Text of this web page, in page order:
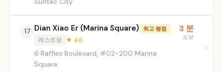
17 Dian Xiao Er (Marina Square) 최고 평점
레스토랑 ★ 4.6
6 Raffles Boulevard, #02-200 Marina
Square
3 분
도보